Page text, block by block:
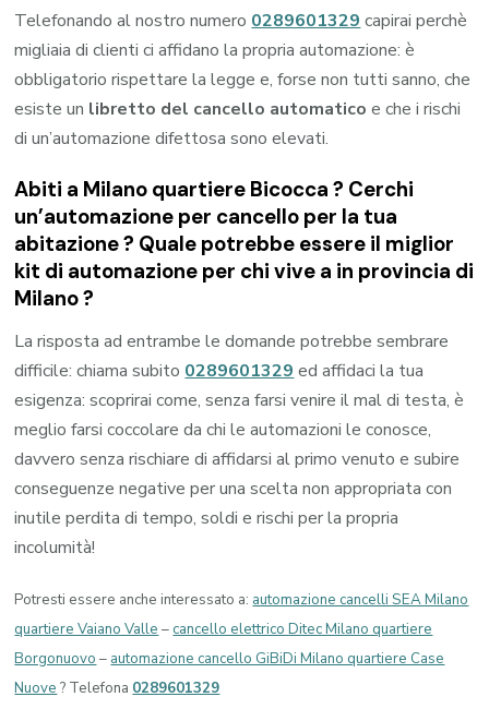
Telefonando al nostro numero 0289601329 capirai perchè
migliaia di clienti ci affidano la propria automazione: è
obbligatorio rispettare la legge e, forse non tutti sanno, che
esiste un libretto del cancello automatico e che i rischi
di un’automazione difettosa sono elevati.
Abiti a Milano quartiere Bicocca ? Cerchi
un’automazione per cancello per la tua
abitazione ? Quale potrebbe essere il miglior
kit di automazione per chi vive a in provincia di
Milano?
La risposta ad entrambe le domande potrebbe sembrare
difficile: chiama subito 0289601329 ed affidaci la tua
esigenza: scoprirai come, senza farsi venire il mal di testa, è
meglio farsi coccolare da chi le automazioni le conosce,
davvero senza rischiare di affidarsi al primo venuto e subire
conseguenze negative per una scelta non appropriata con
inutile perdita di tempo, soldi e rischi per la propria
incolumità!
Potresti essere anche interessato a: automazione cancelli SEA Milano
quartiere Vaiano Valle –cancello elettrico Ditec Milano quartiere
Borgonuovo – automazione cancello GiBiDi Milano quartiere Case
Nuove ? Telefona 0289601329